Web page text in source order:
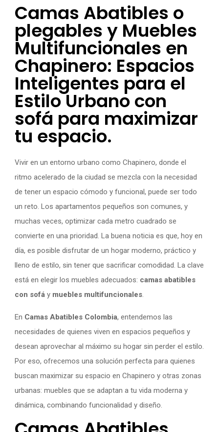
Camas Abatibles o
plegables y Muebles
Multifuncionales en
Chapinero: Espacios
Inteligentes para el
Estilo Urbano con
sofá para maximizar
tu espacio.
Vivir en un entorno urbano como Chapinero, donde el
ritmo acelerado de la ciudad se mezcla con la necesidad
de tener un espacio cómodo y funcional, puede ser todo
un reto. Los apartamentos pequeños son comunes, y
muchas veces, optimizar cada metro cuadrado se
convierte en una prioridad. La buena noticia es que, hoy en
día, es posible disfrutar de un hogar moderno, práctico y
lleno de estilo, sin tener que sacrificar comodidad. La clave
está en elegir los muebles adecuados: camas abatibles
con sofá y muebles multifuncionales.
En Camas Abatibles Colombia, entendemos las
necesidades de quienes viven en espacios pequeños y
desean aprovechar al máximo su hogar sin perder el estilo.
Por eso, ofrecemos una solución perfecta para quienes
buscan maximizar su espacio en Chapinero y otras zonas
urbanas: muebles que se adaptan a tu vida moderna y
dinámica, combinando funcionalidad y diseño.